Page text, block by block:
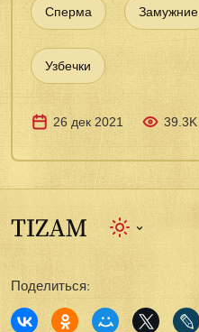
Сперма Замужние
Узбечки
26 дек 2021 39.3K
Поделиться: